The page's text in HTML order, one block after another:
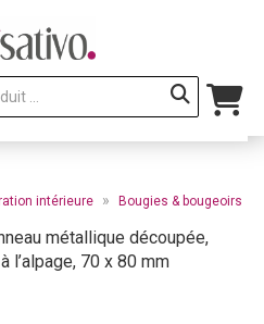
intérieure » Bougies & bougeoirs
métallique découpée,
l’alpage, 70 x 80 mm